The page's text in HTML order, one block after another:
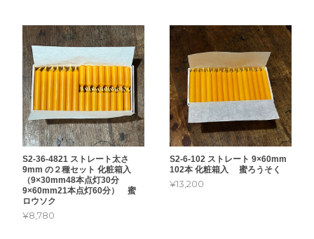
S2-36-4821 ストレート太さ
9mm の２種セット 化粧箱入
（9×30mm48本点灯30分
9×60mm21本点灯60分） 蜜
ロウソク
¥8,780
S2-6-102 ストレート 9×60mm
102本 化粧箱入 蜜ろうそく
¥13,200